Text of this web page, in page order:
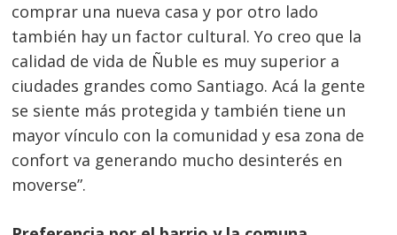
comprar una nueva casa y por otro lado
también hay un factor cultural. Yo creo que la
calidad de vida de Ñuble es muy superior a
ciudades grandes como Santiago. Acá la gente
se siente más protegida y también tiene un
mayor vínculo con la comunidad y esa zona de
confort va generando mucho desinterés en
moverse”.